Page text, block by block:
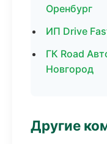
Оренбург
ИП Drive
ГК Road
Новгород
Другие